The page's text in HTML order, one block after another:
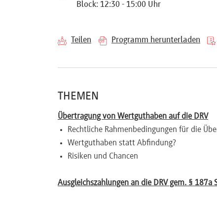
Block: 12:30 - 15:00 Uhr
Teilen Programm herunterladen
THEMEN
Übertragung von Wertguthaben auf die DRV
Rechtliche Rahmenbedingungen für die
Wertguthaben statt Abfindung?
Risiken und Chancen
Ausgleichszahlungen an die DRV gem. § 187a